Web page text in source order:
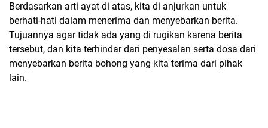
Berdasarkan arti ayat di atas, kita di anjurkan untuk
berhati-hati dalam menerima dan menyebarkan berita.
Tujuannya agar tidak ada yang di rugikan karena berita
tersebut, dan kita terhindar dari penyesalan serta dosa dari
menyebarkan berita bohong yang kita terima dari pihak
lain.